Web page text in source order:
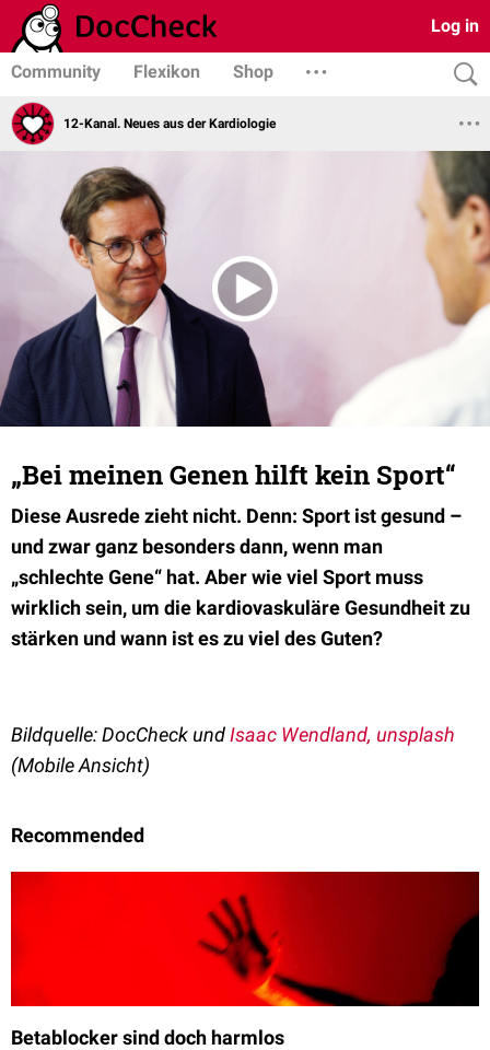
Log in
Community Flexikon Shop
12-Kanal. Neues aus der Kardiologie
„Bei meinen Genen hilft kein Sport“
Diese Ausrede zieht nicht. Denn: Sport ist gesund –
und zwar ganz besonders dann, wenn man
„schlechte Gene“ hat. Aber wie viel Sport muss
wirklich sein, um die kardiovaskuläre Gesundheit zu
stärken und wann ist es zu viel des Guten?
Bildquelle: DocCheck undIsaac Wendland, unsplash
(Mobile Ansicht)
Recommended
Betablocker sind doch harmlos